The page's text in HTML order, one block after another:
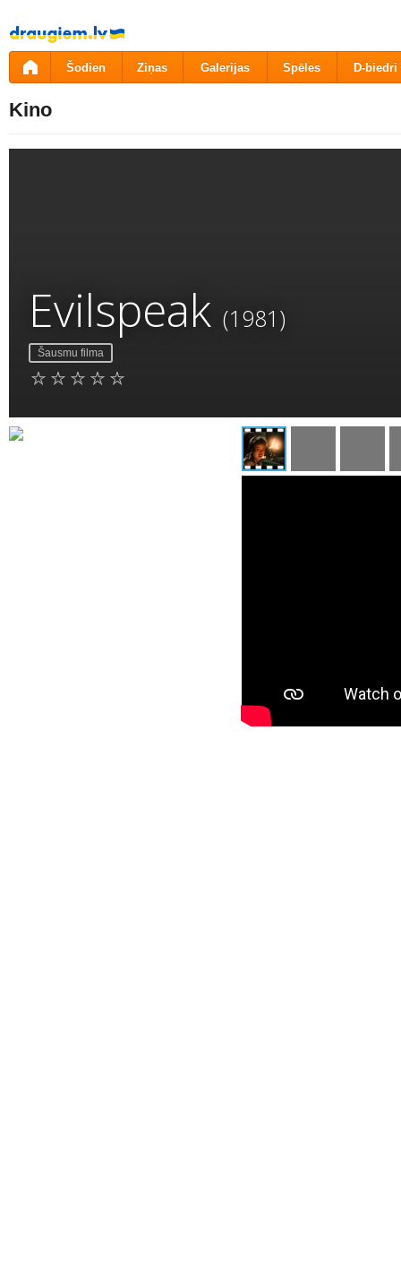
Pāriet
uz
saturu
Šodien Ziņas Galerijas Spēles D-biedri
Kino
Evilspeak (1981)
Šausmu filma